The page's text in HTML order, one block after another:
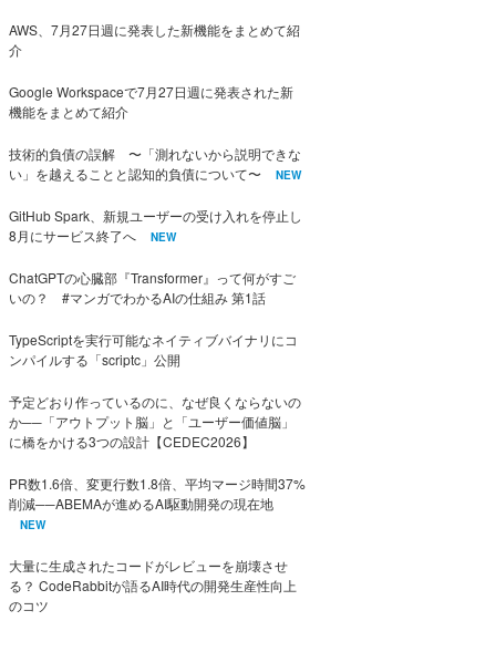
AWS、7月27日週に発表した新機能をまとめて紹
介
Google Workspaceで7月27日週に発表された新
機能をまとめて紹介
技術的負債の誤解 〜「測れないから説明できな
い」を越えることと認知的負債について〜
NEW
GitHub Spark、新規ユーザーの受け入れを停止し
8月にサービス終了へ
NEW
ChatGPTの心臓部『Transformer』って何がすご
いの？ #マンガでわかるAIの仕組み 第1話
TypeScriptを実行可能なネイティブバイナリにコ
ンパイルする「scriptc」公開
予定どおり作っているのに、なぜ良くならないの
か──「アウトプット脳」と「ユーザー価値脳」
に橋をかける3つの設計【CEDEC2026】
PR数1.6倍、変更行数1.8倍、平均マージ時間37%
削減──ABEMAが進めるAI駆動開発の現在地
NEW
大量に生成されたコードがレビューを崩壊させ
る？ CodeRabbitが語るAI時代の開発生産性向上
のコツ